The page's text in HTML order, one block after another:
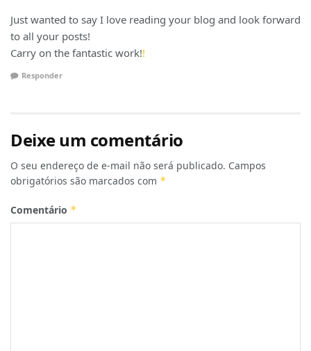
Just wanted to say I love reading your blog and look forward
to all your posts!
Carry on the fantastic work!!
Responder
Deixe um comentário
O seu endereço de e-mail não será publicado. Campos
obrigatórios são marcados com *
Comentário *